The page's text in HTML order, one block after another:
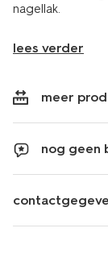
nagellak.
lees verder
meer
nog geen